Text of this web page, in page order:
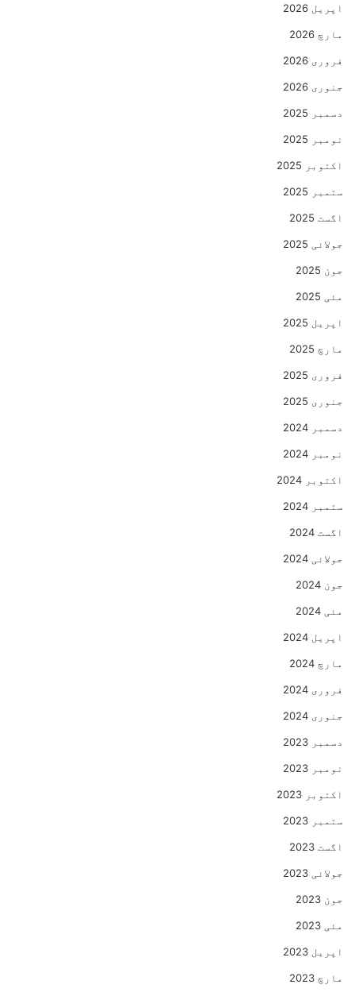
اپریل 2026
مارچ 2026
فروری 2026
جنوری 2026
دسمبر 2025
نومبر 2025
اکتوبر 2025
ستمبر 2025
اگست 2025
جولائی 2025
جون 2025
مئی 2025
اپریل 2025
مارچ 2025
فروری 2025
جنوری 2025
دسمبر 2024
نومبر 2024
اکتوبر 2024
ستمبر 2024
اگست 2024
جولائی 2024
جون 2024
مئی 2024
اپریل 2024
مارچ 2024
فروری 2024
جنوری 2024
دسمبر 2023
نومبر 2023
اکتوبر 2023
ستمبر 2023
اگست 2023
جولائی 2023
جون 2023
مئی 2023
اپریل 2023
مارچ 2023